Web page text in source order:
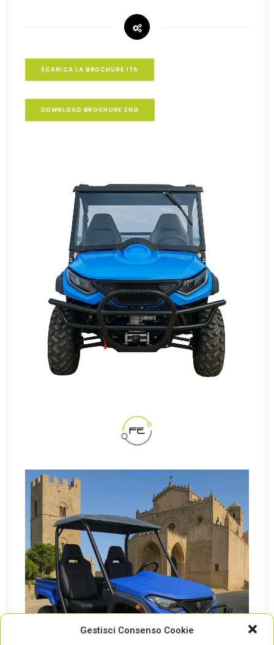
Gestisci Consenso Cookie
SCARICA LA BROCHURE ITA
DOWNLOAD BROCHURE ENG